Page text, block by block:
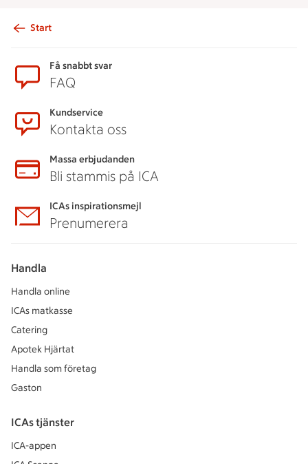
Start
Få snabbt svar
FAQ
Kundservice
Kontakta oss
Massa erbjudanden
Bli stammis på ICA
ICAs inspirationsmejl
Prenumerera
Handla
Handla online
ICAs matkasse
Catering
Apotek Hjärtat
Handla som företag
Gaston
ICAs tjänster
ICA-appen